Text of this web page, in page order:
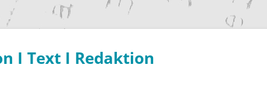
I Text I Redaktion